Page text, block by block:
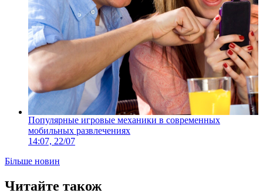
Популярные игровые механики в современных
мобильных развлечениях
14:07, 22/07
Більше новин
Читайте також